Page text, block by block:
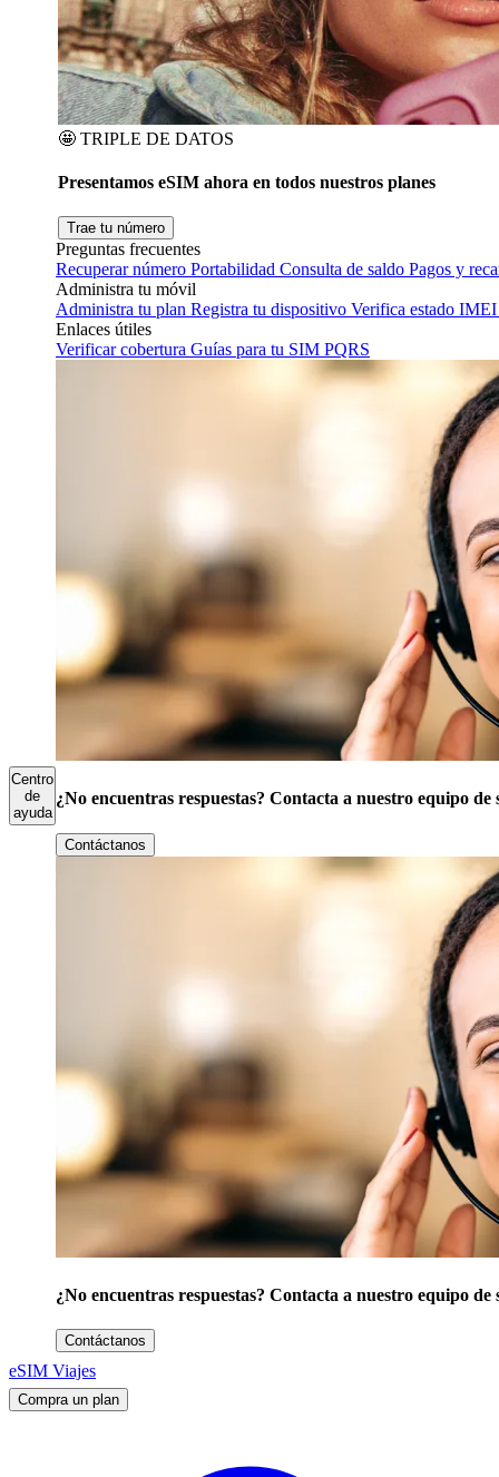
🤩 TRIPLE DE DATOS
Presentamos eSIM ahora en todos nuestros planes
Trae tu número
Centro
de
ayuda
Preguntas frecuentes
Recuperar número Portabilidad Consulta de saldo Pagos y
Administra tu móvil
Administra tu plan Registra tu dispositivo Verifica estado
Enlaces útiles
Verificar cobertura Guías para tu SIM PQRS
¿No encuentras respuestas? Contacta a nuestro equipo de
Contáctanos
¿No encuentras respuestas? Contacta a nuestro equipo de
Contáctanos
eSIM Viajes
Compra un plan